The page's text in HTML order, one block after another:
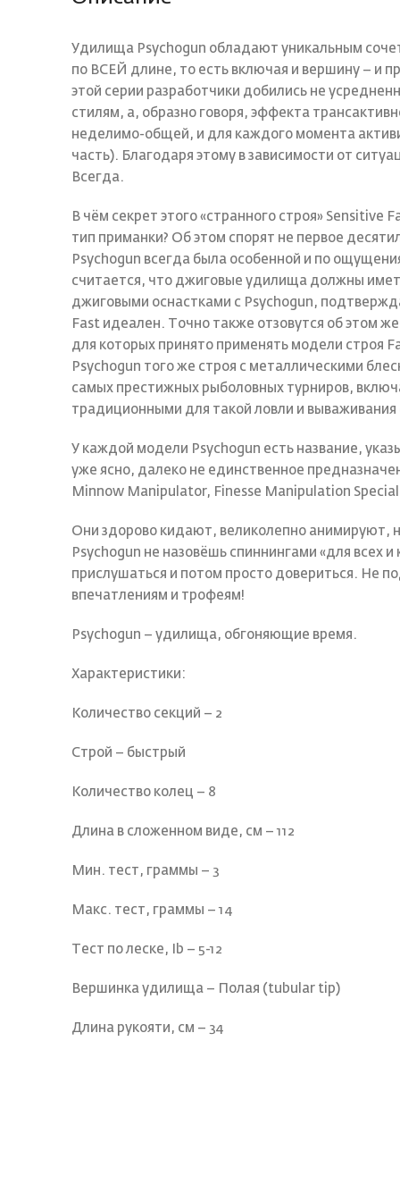
Удилища Psychogun обладают уникальным
по ВСЕЙ длине, то есть включая и вершину – и
этой серии разработчики добились не
стилям, а, образно говоря, эффекта
неделимо-общей, и для каждого момента
часть). Благодаря этому в зависимости от
Всегда.
В чём секрет этого «странного строя»
тип приманки? Об этом спорят не первое
Psychogun всегда была особенной и по
считается, что джиговые удилища должны
джиговыми оснастками c Psychogun,
Fast идеален. Точно также отзовутся об этом
для которых принято применять модели строя
Psychogun того же строя с металлическими
самых престижных рыболовных турниров,
традиционными для такой ловли и
У каждой модели Psychogun есть название,
уже ясно, далеко не единственное
Minnow Manipulator, Finesse Manipulation
Они здорово кидают, великолепно анимируют,
Psychogun не назовёшь спиннингами «для
прислушаться и потом просто довериться. Не
впечатлениям и трофеям!
Psychogun – удилища, обгоняющие время.
Характеристики:
Количество секций – 2
Строй – быстрый
Количество колец – 8
Длина в сложенном виде, см – 112
Мин. тест, граммы – 3
Макс. тест, граммы – 14
Тест по леске, Ib – 5-12
Вершинка удилища – Полая (tubular tip)
Длина рукояти, см – 34